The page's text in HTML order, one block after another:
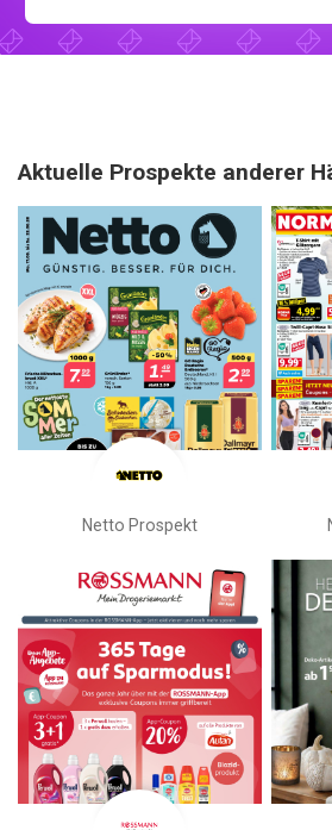
Aktuelle Prospekte anderer
Netto Prospekt